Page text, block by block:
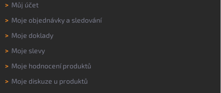
> Můj účet
> Moje objednávky a sledování
> Moje doklady
> Moje slevy
> Moje hodnocení produktů
> Moje diskuze u produktů